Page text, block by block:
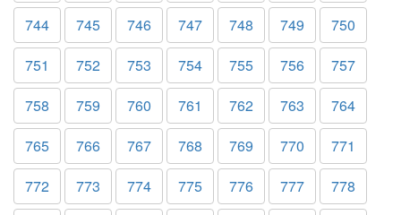
744
745 746 747 748 749
750
751
752 753 754 755 756
757
758
759 760 761 762 763
764
765
766 767 768 769 770
771
772
773 774 775 776 777
778